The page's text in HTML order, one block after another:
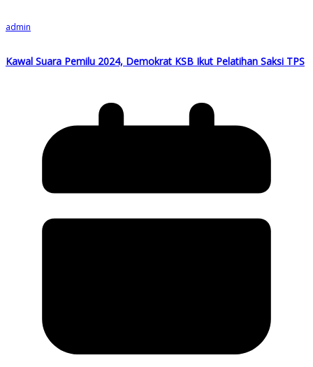
admin
Kawal Suara Pemilu 2024, Demokrat KSB Ikut Pelatihan Saksi TPS